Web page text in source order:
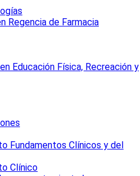
Regencia de Farmacia
Educación Física, Recreación y
Fundamentos Clínicos y del
Clínico